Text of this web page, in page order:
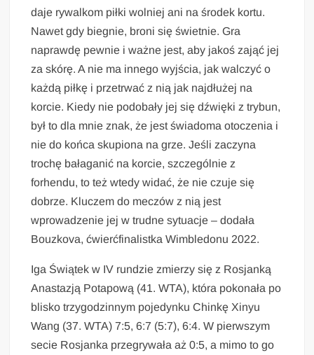
daje rywalkom piłki wolniej ani na środek kortu.
Nawet gdy biegnie, broni się świetnie. Gra
naprawdę pewnie i ważne jest, aby jakoś zająć jej
za skórę. A nie ma innego wyjścia, jak walczyć o
każdą piłkę i przetrwać z nią jak najdłużej na
korcie. Kiedy nie podobały jej się dźwięki z trybun,
był to dla mnie znak, że jest świadoma otoczenia i
nie do końca skupiona na grze. Jeśli zaczyna
trochę bałaganić na korcie, szczególnie z
forhendu, to też wtedy widać, że nie czuje się
dobrze. Kluczem do meczów z nią jest
wprowadzenie jej w trudne sytuacje – dodała
Bouzkova, ćwierćfinalistka Wimbledonu 2022.
Iga Świątek w IV rundzie zmierzy się z Rosjanką
Anastazją Potapową (41. WTA), która pokonała po
blisko trzygodzinnym pojedynku Chinkę Xinyu
Wang (37. WTA) 7:5, 6:7 (5:7), 6:4. W pierwszym
secie Rosjanka przegrywała aż 0:5, a mimo to go